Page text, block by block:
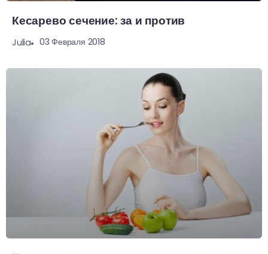
Кесарево сечение: за и против
Julia 03 Февраля 2018